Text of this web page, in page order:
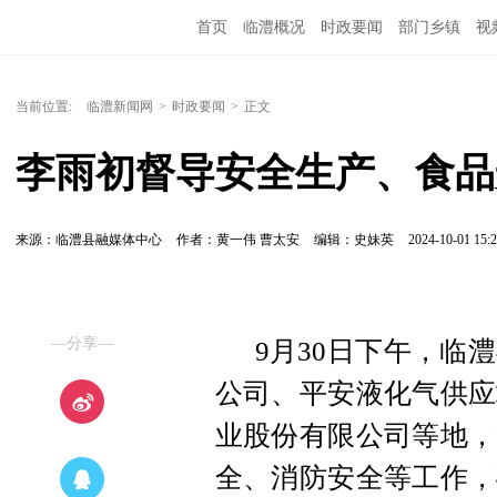
首页 临澧概况 时政要闻 部门乡镇 视
当前位置: 临澧新闻网 > 时政要闻 > 正文
李雨初督导安全生产、食
来源：临澧县融媒体中心 作者：黄一伟 曹太安 编辑：史妹英 2024-10-01
—分享—
9月30日下午，临
公司、平安液化气供
业股份有限公司等地
全、消防安全等工作